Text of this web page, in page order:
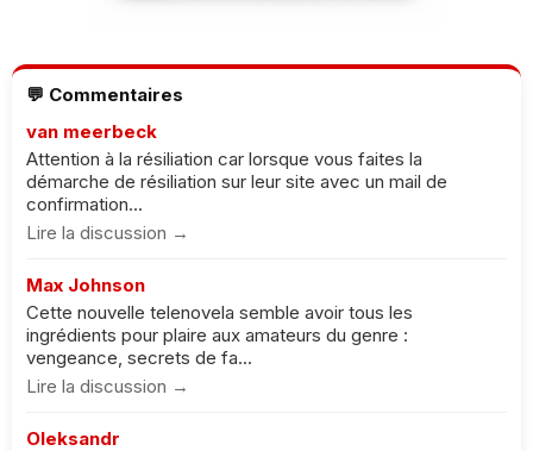
💬 Commentaires
van meerbeck
Attention à la résiliation car lorsque vous faites la
démarche de résiliation sur leur site avec un mail de
confirmation...
Lire la discussion →
Max Johnson
Cette nouvelle telenovela semble avoir tous les
ingrédients pour plaire aux amateurs du genre :
vengeance, secrets de fa...
Lire la discussion →
Oleksandr